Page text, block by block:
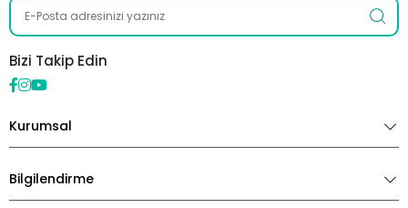
Bizi Takip Edin
Kurumsal
Bilgilendirme